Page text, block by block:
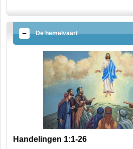
De hemelvaart
Handelingen 1:1-26